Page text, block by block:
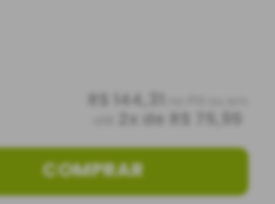
R$ 144,31
x de R$ 75,95
COMPRAR